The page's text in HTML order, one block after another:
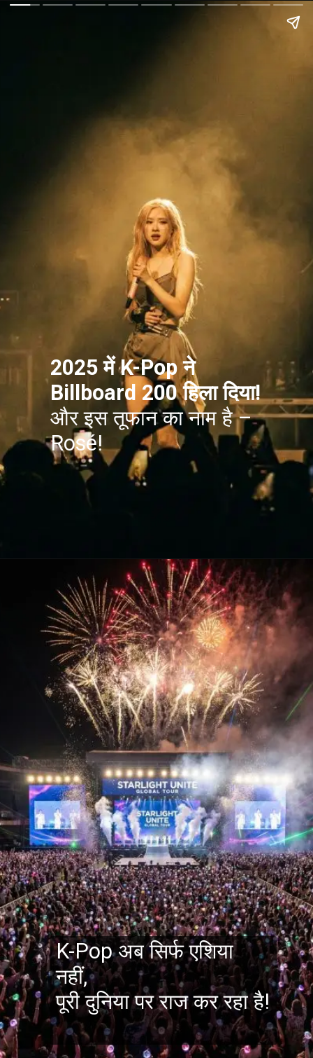
2025 में K-Pop ने
Billboard 200 हिला दिया!
और इस तूफान का नाम है –
Rosé!
K-Pop अब सिर्फ एशिया
नहीं,
पूरी दुनिया पर राज कर रहा है!